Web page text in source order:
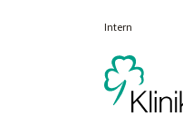
Intern